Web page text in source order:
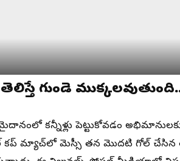
గుండె
కన్నీళ్లు పెట్టుకోవడం
కప్ మ్యాచ్‌లో మెస్సీ తన మొదటి గోల్